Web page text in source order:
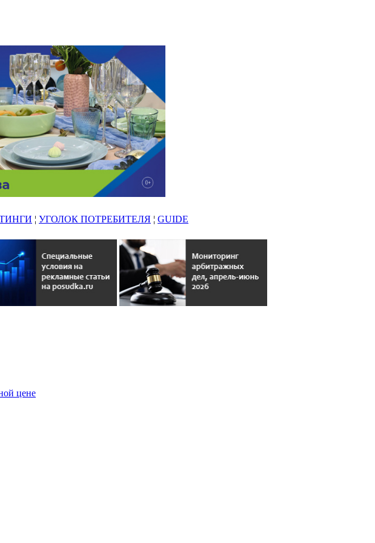
¦ УГОЛОК ПОТРЕБИТЕЛЯ ¦ GUIDE
цене